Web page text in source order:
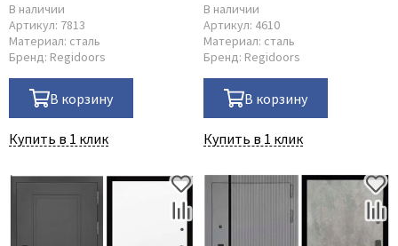
В наличии
Артикул: 7813
Материал: сталь
Бренд: Regidoors
В корзину
Купить в 1 клик
В наличии
Артикул: 4610
Материал: сталь
Бренд: Regidoors
В корзину
Купить в 1 клик